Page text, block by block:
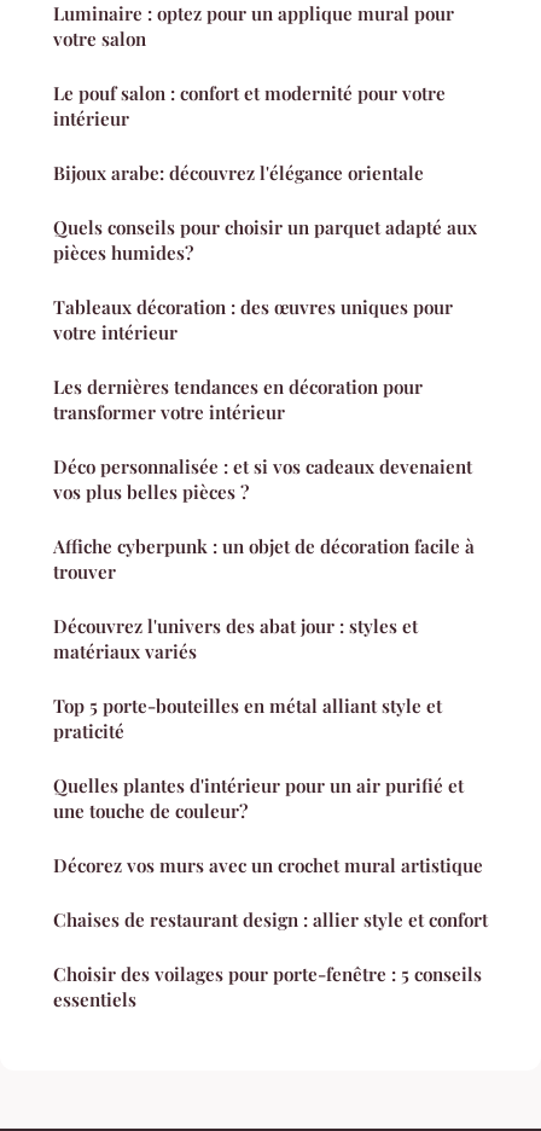
Luminaire : optez pour un applique mural pour
votre salon
Le pouf salon : confort et modernité pour votre
intérieur
Bijoux arabe: découvrez l'élégance orientale
Quels conseils pour choisir un parquet adapté aux
pièces humides?
Tableaux décoration : des œuvres uniques pour
votre intérieur
Les dernières tendances en décoration pour
transformer votre intérieur
Déco personnalisée : et si vos cadeaux devenaient
vos plus belles pièces ?
Affiche cyberpunk : un objet de décoration facile à
trouver
Découvrez l'univers des abat jour : styles et
matériaux variés
Top 5 porte-bouteilles en métal alliant style et
praticité
Quelles plantes d'intérieur pour un air purifié et
une touche de couleur?
Décorez vos murs avec un crochet mural artistique
Chaises de restaurant design : allier style et confort
Choisir des voilages pour porte-fenêtre : 5 conseils
essentiels